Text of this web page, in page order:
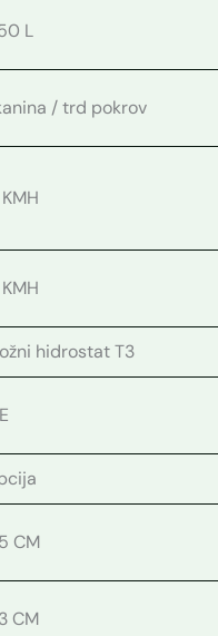
L
/ trd pokrov
hidrostat T3
CM
CM